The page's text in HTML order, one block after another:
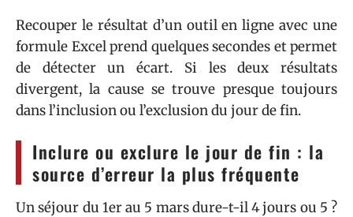
Recouper le résultat d’un outil en ligne avec une
formule Excel prend quelques secondes et permet
de détecter un écart. Si les deux résultats
divergent, la cause se trouve presque toujours
dans l’inclusion ou l’exclusion du jour de fin.
Inclure ou exclure le jour de fin : la
source d’erreur la plus fréquente
Un séjour du 1er au 5 mars dure-t-il 4 jours ou 5 ?